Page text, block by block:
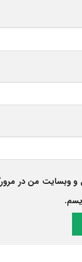
و وبسایت من در